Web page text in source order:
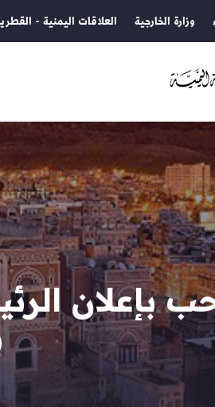
وزارة الخارجية العلاقات اليمنية -
بإعلان